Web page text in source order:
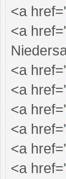
<a
<a
<a
<a
<a
<a
<a
<a